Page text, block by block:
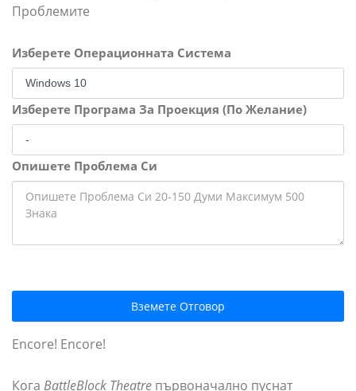
Проблемите
Изберете Операционната Система
Изберете Програма За Проекция (По Желание)
Опишете Проблема Си
Вземете Отговор
Encore! Encore!
Кога BattleBlock Theatre първоначално пуснат